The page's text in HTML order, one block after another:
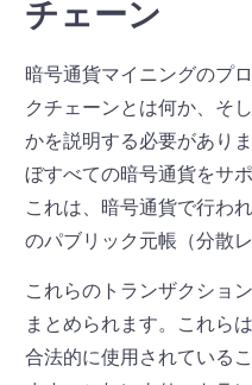
チェーン
暗号通貨マイニングのプ
クチェーンとは何か、そ
かを説明する必要があり
ぼすべての暗号通貨をサ
これは、暗号通貨で行わ
のパブリック元帳（分散
これらのトランザクショ
まとめられます。これら
合法的に使用されている